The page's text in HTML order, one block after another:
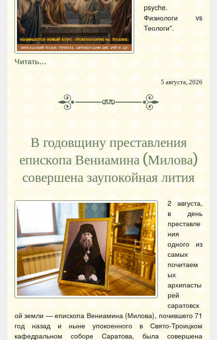
psyche.
Физиологи vs
Теологи".
Читать…
5 августа, 2026
В годовщину преставления
епископа Вениамина (Милова)
совершена заупокойная лития
2 августа,
в день
преставле
ния
одного из
самых
почитаем
ых
архипасты
рей
саратовск
ой земли — епископа Вениамина (Милова), почившего 71
год назад и ныне упокоенного в Свято-Троицком
кафедральном соборе Саратова, была совершена